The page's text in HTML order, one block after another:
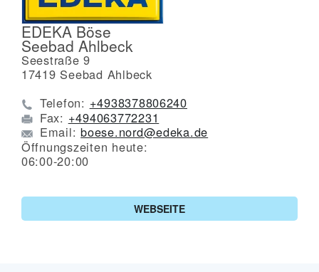
EDEKA Böse
Seebad Ahlbeck
Seestraße 9
17419 Seebad Ahlbeck
Telefon: +4938378806240
Fax: +494063772231
Email:boese.nord@edeka.de
Öffnungszeiten heute:
06:00-20:00
WEBSEITE